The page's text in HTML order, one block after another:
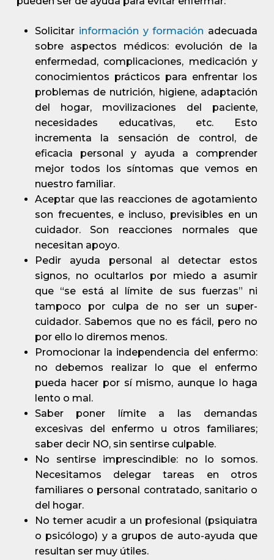
Solicitar información y formación adecuada
sobre aspectos médicos: evolución de la
enfermedad, complicaciones, medicación y
conocimientos prácticos para enfrentar los
problemas de nutrición, higiene, adaptación
del hogar, movilizaciones del paciente,
necesidades educativas, etc. Esto
incrementa la sensación de control, de
eficacia personal y ayuda a comprender
mejor todos los síntomas que vemos en
nuestro familiar.
Aceptar que las reacciones de agotamiento
son frecuentes, e incluso, previsibles en un
cuidador. Son reacciones normales que
necesitan apoyo.
Pedir ayuda personal al detectar estos
signos, no ocultarlos por miedo a asumir
que “se está al límite de sus fuerzas” ni
tampoco por culpa de no ser un super-
cuidador. Sabemos que no es fácil, pero no
por ello lo diremos menos.
Promocionar la independencia del enfermo:
no debemos realizar lo que el enfermo
pueda hacer por sí mismo, aunque lo haga
lento o mal.
Saber poner límite a las demandas
excesivas del enfermo u otros familiares;
saber decir NO, sin sentirse culpable.
No sentirse imprescindible: no lo somos.
Necesitamos delegar tareas en otros
familiares o personal contratado, sanitario o
del hogar.
No temer acudir a un profesional (psiquiatra
o psicólogo) y a grupos de auto-ayuda que
resultan ser muy útiles.